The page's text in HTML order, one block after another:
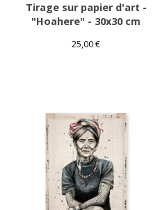
Tirage sur papier d'art -
"Hoahere" - 30x30 cm
25,00€